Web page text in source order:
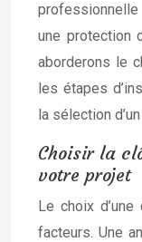
une protection
aborderons le
les étapes
la sélection
Choisir la
votre projet
Le choix
facteurs. Une